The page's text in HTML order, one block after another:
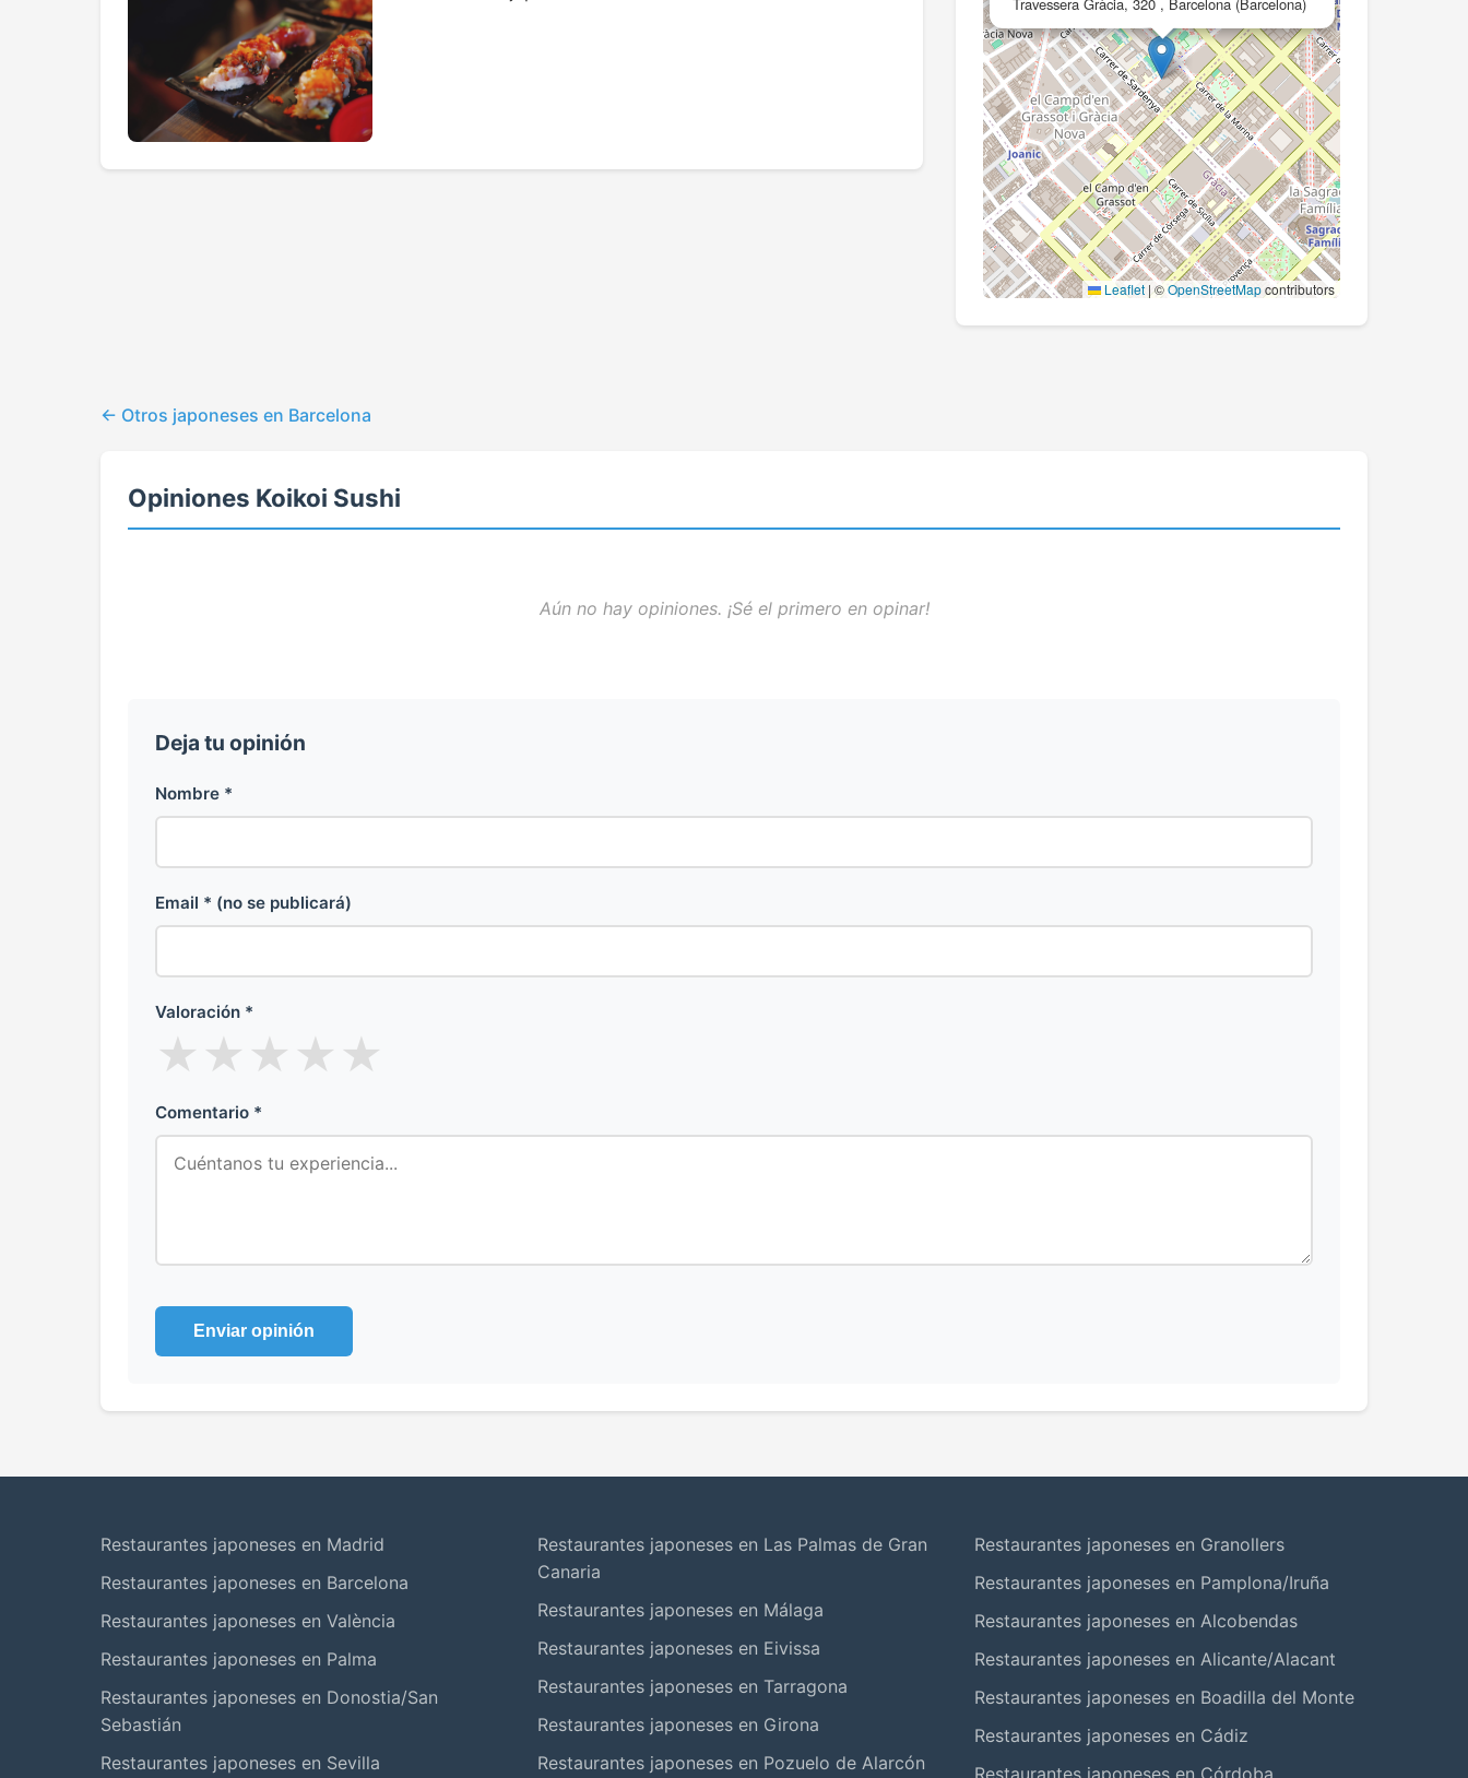
Leaflet | ©OpenStreetMapcontributors
Otros japoneses en Barcelona
Opiniones Koikoi Sushi
Aún no hay opiniones. ¡Sé el primero en opinar!
Deja tu opinión
Nombre *
Email * (no se publicará)
Valoración *
★
★
★
★
★
Comentario *
Enviar opinión
Restaurantes japoneses en Madrid
Restaurantes japoneses en Barcelona
Restaurantes japoneses en València
Restaurantes japoneses en Palma
Restaurantes japoneses en Donostia/San
Sebastián
Restaurantes japoneses en Sevilla
Restaurantes japoneses en Las Palmas de Gran
Canaria
Restaurantes japoneses en Málaga
Restaurantes japoneses en Eivissa
Restaurantes japoneses en Tarragona
Restaurantes japoneses en Girona
Restaurantes japoneses en Pozuelo de Alarcón
Restaurantes japoneses en Granollers
Restaurantes japoneses en Pamplona/Iruña
Restaurantes japoneses en Alcobendas
Restaurantes japoneses en Alicante/Alacant
Restaurantes japoneses en Boadilla del Monte
Restaurantes japoneses en Cádiz
Restaurantes japoneses en Córdoba